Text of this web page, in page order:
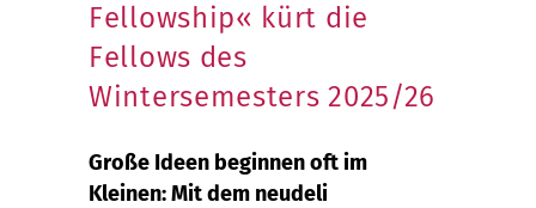
Fellowship« kürt die
Fellows des
Wintersemesters 2025/26
Große Ideen beginnen oft im
Kleinen: Mit dem neudeli